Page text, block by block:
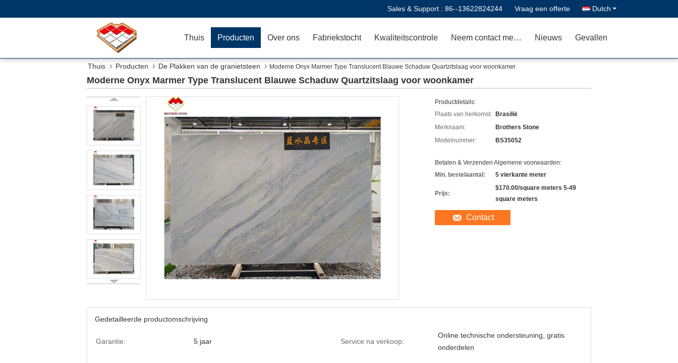
Sales & Support : 86--13622824244 Vraag een offerte Dutch
Thuis Producten Over ons Fabriekstocht Kwaliteitscontrole Neem contact met ons op Nieuws Gevallen
Thuis Producten De Plakken van de granietsteen Moderne Onyx Marmer Type Translucent Blauwe Schaduw Quartzitslaag voor woonkamer
Moderne Onyx Marmer Type Translucent Blauwe Schaduw Quartzitslaag voor woonkamer
Productdetails:
Plaats van herkomst:
Brasilië
Merknaam:
Brothers Stone
Modelnummer:
BS35052
Betalen & Verzenden Algemene voorwaarden:
Min. bestelaantal:
5 vierkante meter
Prijs:
$170.00/square meters 5-49
square meters
Contact
Gedetailleerde productomschrijving
Garantie: 5 jaar Service na verkoop:
Online technische ondersteuning, gratis
onderdelen